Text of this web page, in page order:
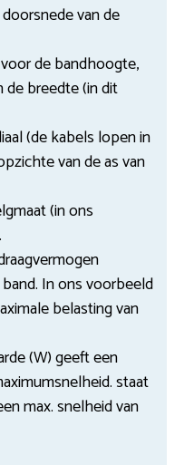
van de
de bandhoogte,
de breedte (in dit
(de kabels lopen in
van de as van
(in ons
In ons voorbeeld
belasting van
(W) geeft een
staat
max. snelheid van